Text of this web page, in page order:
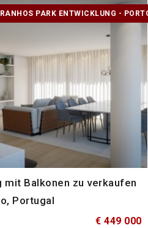
PARK ENTWICKLUNG -
Balkonen zu verkaufen
Portugal
€ 449 000